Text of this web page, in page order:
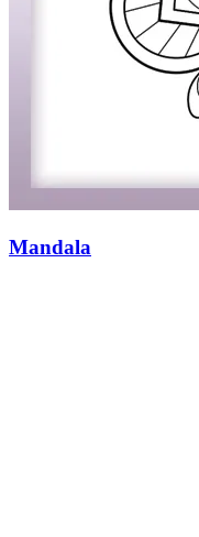
Mandala